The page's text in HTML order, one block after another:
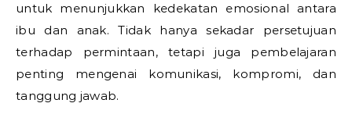
untuk menunjukkan kedekatan emosional antara
ibu dan anak. Tidak hanya sekadar persetujuan
terhadap permintaan, tetapi juga pembelajaran
penting mengenai komunikasi, kompromi, dan
tanggung jawab.